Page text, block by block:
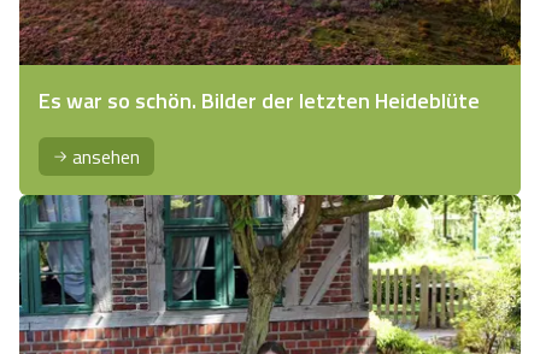
Es war so schön. Bilder der letzten Heideblüte
ansehen